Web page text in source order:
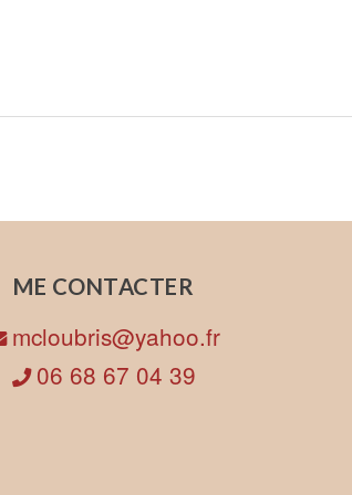
ME CONTACTER
mcloubris@yahoo.fr
06 68 67 04 39